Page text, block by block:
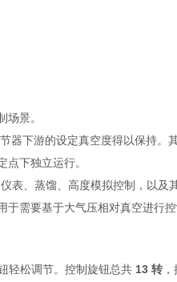
景。
器下游的设定真空度得以保持。
下独立运行。
表、蒸馏、高度模拟控制，以及
于需要基于大气压相对真空进行
轻松调节。控制旋钮总共 13 转